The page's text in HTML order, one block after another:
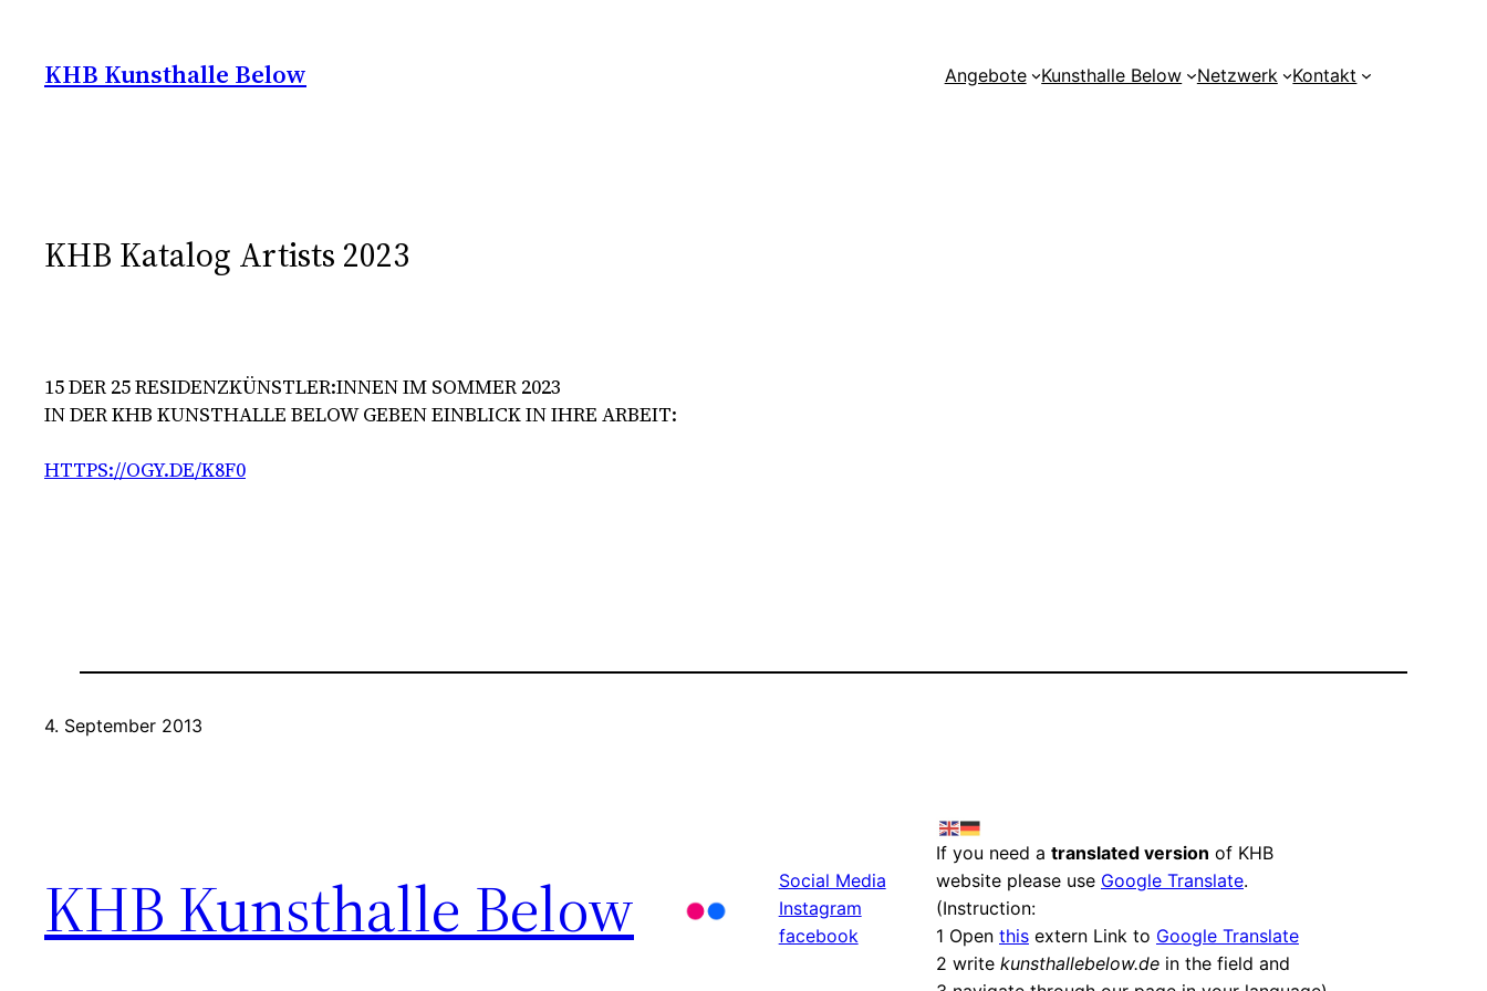
springen
KHB Kunsthalle Below Angebote Kunsthalle Below Netzwerk Kontakt
KHB Katalog Artists 2023
15 DER 25 RESIDENZKÜNSTLER:INNEN IM SOMMER 2023
IN DER KHB KUNSTHALLE BELOW GEBEN EINBLICK IN IHRE ARBEIT:
HTTPS://OGY.DE/K8F0
4. September 2013
KHB Kunsthalle Below
Social Media
Instagram
facebook
If you need a translated version of KHB
website please use Google Translate.
(Instruction:
1 Open thisextern Link to Google Translate
2 write kunsthallebelow.dein the field and